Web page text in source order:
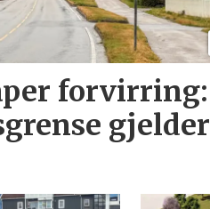
forvirring:
gjelder